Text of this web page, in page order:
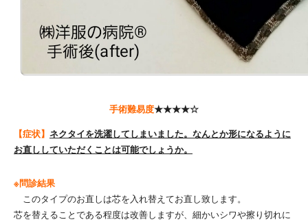
手術難易度★★★★☆
【症状】 ネクタイを洗濯してしまいました。なんとか形になるように
お直ししていただくことは可能でしょうか。
※問診結果
このタイプのお直しは芯を入れ替えてお直し致します。
芯を替えることである程度は改善しますが、細かいシワや擦り切れに